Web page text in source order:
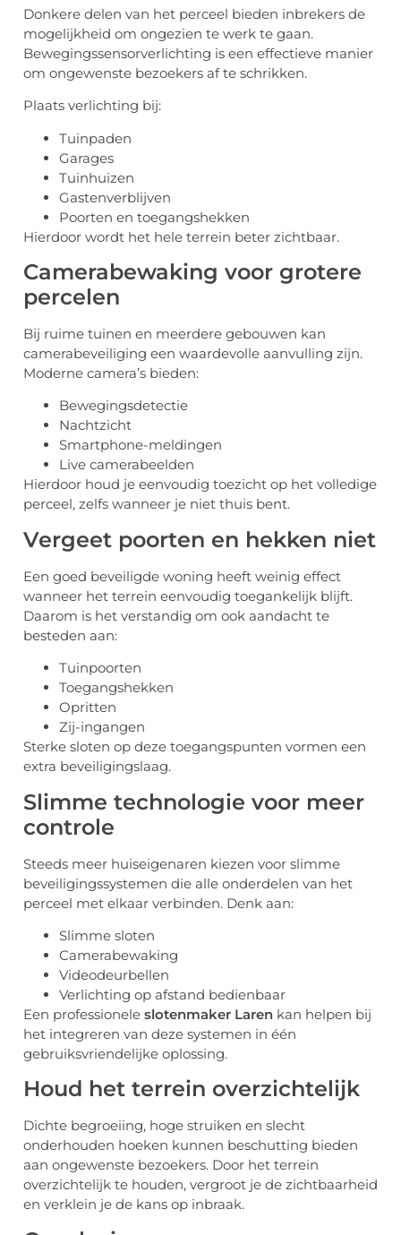
Donkere delen van het perceel bieden inbrekers de
mogelijkheid om ongezien te werk te gaan.
Bewegingssensorverlichting is een effectieve manier
om ongewenste bezoekers af te schrikken.
Plaats verlichting bij:
Tuinpaden
Garages
Tuinhuizen
Gastenverblijven
Poorten en toegangshekken
Hierdoor wordt het hele terrein beter zichtbaar.
Camerabewaking voor grotere
percelen
Bij ruime tuinen en meerdere gebouwen kan
camerabeveiliging een waardevolle aanvulling zijn.
Moderne camera’s bieden:
Bewegingsdetectie
Nachtzicht
Smartphone-meldingen
Live camerabeelden
Hierdoor houd je eenvoudig toezicht op het volledige
perceel, zelfs wanneer je niet thuis bent.
Vergeet poorten en hekken niet
Een goed beveiligde woning heeft weinig effect
wanneer het terrein eenvoudig toegankelijk blijft.
Daarom is het verstandig om ook aandacht te
besteden aan:
Tuinpoorten
Toegangshekken
Opritten
Zij-ingangen
Sterke sloten op deze toegangspunten vormen een
extra beveiligingslaag.
Slimme technologie voor meer
controle
Steeds meer huiseigenaren kiezen voor slimme
beveiligingssystemen die alle onderdelen van het
perceel met elkaar verbinden. Denk aan:
Slimme sloten
Camerabewaking
Videodeurbellen
Verlichting op afstand bedienbaar
Een professionele slotenmaker Laren kan helpen bij
het integreren van deze systemen in één
gebruiksvriendelijke oplossing.
Houd het terrein overzichtelijk
Dichte begroeiing, hoge struiken en slecht
onderhouden hoeken kunnen beschutting bieden
aan ongewenste bezoekers. Door het terrein
overzichtelijk te houden, vergroot je de zichtbaarheid
en verklein je de kans op inbraak.